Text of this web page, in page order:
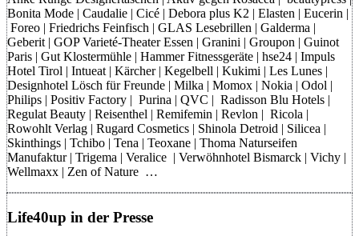
Bonita Mode | Caudalie | Cicé | Debora plus K2 | Elasten | Eucerin |
Foreo | Friedrichs Feinfisch | GLAS Lesebrillen | Galderma |
Geberit | GOP Varieté-Theater Essen | Granini | Groupon | Guinot
Paris | Gut Klostermühle | Hammer Fitnessgeräte | hse24 | Impuls
Hotel Tirol | Intueat | Kärcher | Kegelbell | Kukimi | Les Lunes |
Designhotel Lösch für Freunde | Milka | Momox | Nokia | Odol |
Philips | Positiv Factory | Purina | QVC | Radisson Blu Hotels |
Regulat Beauty | Reisenthel | Remifemin | Revlon | Ricola |
Rowohlt Verlag | Rugard Cosmetics | Shinola Detroid | Silicea |
Skinthings | Tchibo | Tena | Teoxane | Thoma Naturseifen
Manufaktur | Trigema | Veralice | Verwöhnhotel Bismarck | Vichy |
Wellmaxx | Zen of Nature …
Life40up in der Presse